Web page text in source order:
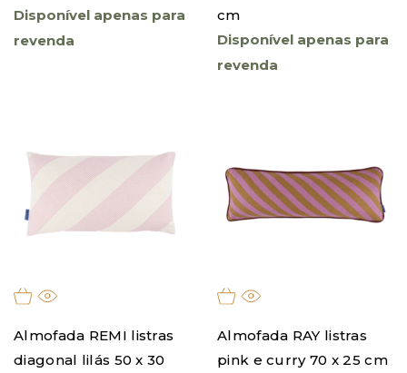
Disponível apenas para
revenda
cm
Disponível apenas para
revenda
Almofada REMI listras
diagonal lilás 50 x 30
Almofada RAY listras
pink e curry 70 x 25 cm